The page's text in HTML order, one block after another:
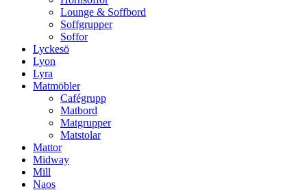
Lounge & Soffbord
Soffgrupper
Soffor
Lyckesö
Lyon
Lyra
Matmöbler
Cafégrupp
Matbord
Matgrupper
Matstolar
Mattor
Midway
Mill
Naos